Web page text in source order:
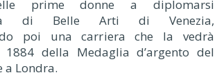
prime donne a diplomarsi
di Belle Arti di Venezia,
poi una carriera che la vedrà
1884 della Medaglia d’argento del
a Londra.